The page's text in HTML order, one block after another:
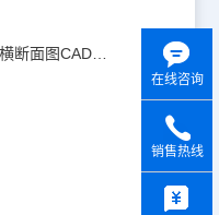
道路设计CAD图纸之道路标准横断面图CAD图纸
在线咨询
销售热线